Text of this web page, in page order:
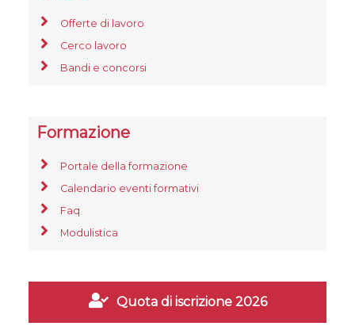
Offerte di lavoro
Cerco lavoro
Bandi e concorsi
Formazione
Portale della formazione
Calendario eventi formativi
Faq
Modulistica
Quota di iscrizione 2026